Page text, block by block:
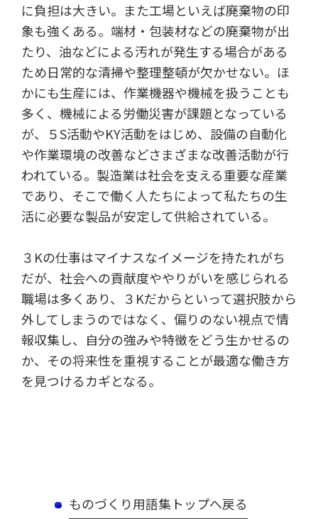
に負担は大きい。また工場といえば廃棄物の印
象も強くある。端材・包装材などの廃棄物が出
たり、油などによる汚れが発生する場合がある
ため日常的な清掃や整理整頓が欠かせない。ほ
かにも生産には、作業機器や機械を扱うことも
多く、機械による労働災害が課題となっている
が、５S活動やKY活動をはじめ、設備の自動化
や作業環境の改善などさまざまな改善活動が行
われている。製造業は社会を支える重要な産業
であり、そこで働く人たちによって私たちの生
活に必要な製品が安定して供給されている。
３Kの仕事はマイナスなイメージを持たれがち
だが、社会への貢献度ややりがいを感じられる
職場は多くあり、３Kだからといって選択肢から
外してしまうのではなく、偏りのない視点で情
報収集し、自分の強みや特徴をどう生かせるの
か、その将来性を重視することが最適な働き方
を見つけるカギとなる。
ものづくり用語集トップへ戻る